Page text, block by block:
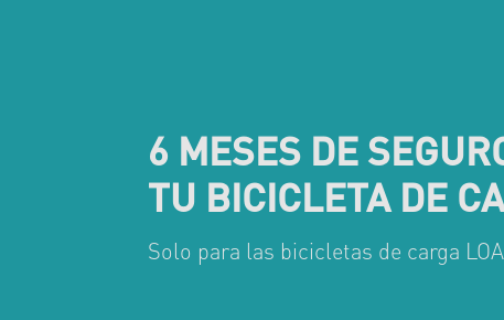
6 MESES DE
TU BICICLETA DE
Solo para las bicicletas de carga